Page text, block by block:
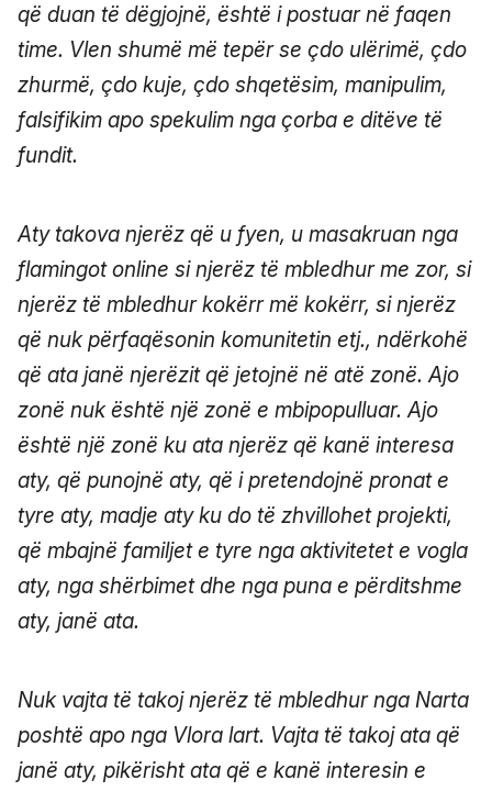
që duan të dëgjojnë, është i postuar në faqen
time. Vlen shumë më tepër se çdo ulërimë, çdo
zhurmë, çdo kuje, çdo shqetësim, manipulim,
falsifikim apo spekulim nga çorba e ditëve të
fundit.
Aty takova njerëz që u fyen, u masakruan nga
flamingot online si njerëz të mbledhur me zor, si
njerëz të mbledhur kokërr më kokërr, si njerëz
që nuk përfaqësonin komunitetin etj., ndërkohë
që ata janë njerëzit që jetojnë në atë zonë. Ajo
zonë nuk është një zonë e mbipopulluar. Ajo
është një zonë ku ata njerëz që kanë interesa
aty, që punojnë aty, që i pretendojnë pronat e
tyre aty, madje aty ku do të zhvillohet projekti,
që mbajnë familjet e tyre nga aktivitetet e vogla
aty, nga shërbimet dhe nga puna e përditshme
aty, janë ata.
Nuk vajta të takoj njerëz të mbledhur nga Narta
poshtë apo nga Vlora lart. Vajta të takoj ata që
janë aty, pikërisht ata që e kanë interesin e